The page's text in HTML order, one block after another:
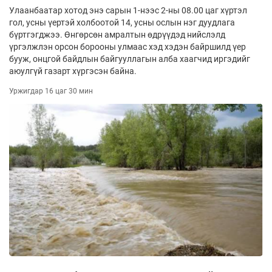
Улаанбаатар хотод энэ сарын 1-нээс 2-ны 08.00 цаг хүртэл
гол, усны үертэй холбоотой 14, усны ослын нэг дуудлага
бүртгэгджээ. Өнгөрсөн амралтын өдрүүдэд нийслэлд
үргэлжлэн орсон борооны улмаас хэд хэдэн байршилд үер
бууж, онцгой байдлын байгууллагын алба хаагчид иргэдийг
аюулгүй газарт хүргэсэн байна.
Уржигдар 16 цаг 30 мин